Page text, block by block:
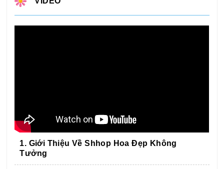
1. Giới Thiệu Về Shhop Hoa Đẹp Không
Tưởng